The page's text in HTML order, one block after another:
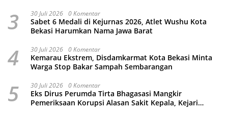
3 30 Juli 2026 0 Komentar
Sabet 6 Medali di Kejurnas 2026, Atlet Wushu Kota
Bekasi Harumkan Nama Jawa Barat
4 30 Juli 2026 0 Komentar
Kemarau Ekstrem, Disdamkarmat Kota Bekasi Minta
Warga Stop Bakar Sampah Sembarangan
5 30 Juli 2026 0 Komentar
Eks Dirus Perumda Tirta Bhagasasi Mangkir
Pemeriksaan Korupsi Alasan Sakit Kepala, Kejari